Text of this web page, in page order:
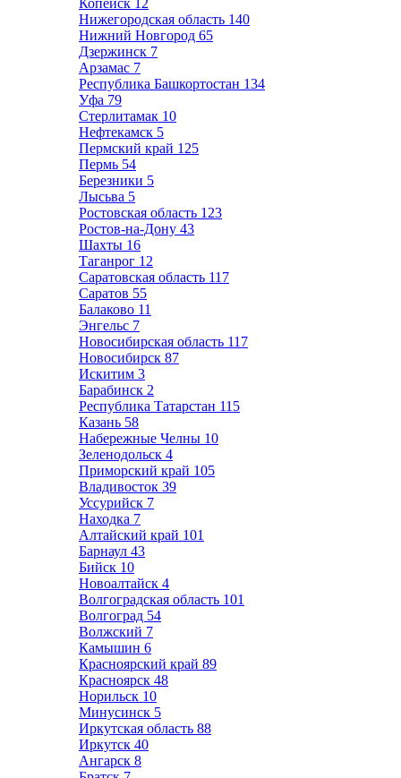
Копейск 12
Нижегородская область 140
Нижний Новгород 65
Дзержинск 7
Арзамас 7
Республика Башкортостан 134
Уфа 79
Стерлитамак 10
Нефтекамск 5
Пермский край 125
Пермь 54
Березники 5
Лысьва 5
Ростовская область 123
Ростов-на-Дону 43
Шахты 16
Таганрог 12
Саратовская область 117
Саратов 55
Балаково 11
Энгельс 7
Новосибирская область 117
Новосибирск 87
Искитим 3
Барабинск 2
Республика Татарстан 115
Казань 58
Набережные Челны 10
Зеленодольск 4
Приморский край 105
Владивосток 39
Уссурийск 7
Находка 7
Алтайский край 101
Барнаул 43
Бийск 10
Новоалтайск 4
Волгоградская область 101
Волгоград 54
Волжский 7
Камышин 6
Красноярский край 89
Красноярск 48
Норильск 10
Минусинск 5
Иркутская область 88
Иркутск 40
Ангарск 8